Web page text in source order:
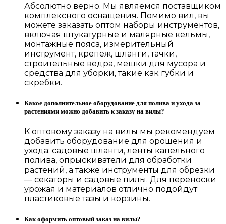
Абсолютно верно. Мы являемся поставщиком
комплексного оснащения. Помимо вил, вы
можете заказать оптом наборы инструментов,
включая штукатурные и малярные кельмы,
монтажные пояса, измерительный
инструмент, крепеж, шланги, тачки,
строительные ведра, мешки для мусора и
средства для уборки, такие как губки и
скребки.
Какое дополнительное оборудование для полива и ухода за
растениями можно добавить к заказу на вилы?
К оптовому заказу на вилы мы рекомендуем
добавить оборудование для орошения и
ухода: садовые шланги, ленты капельного
полива, опрыскиватели для обработки
растений, а также инструменты для обрезки
— секаторы и садовые пилы. Для переноски
урожая и материалов отлично подойдут
пластиковые тазы и корзины.
Как оформить оптовый заказ на вилы?